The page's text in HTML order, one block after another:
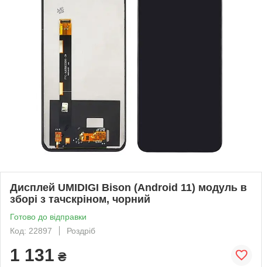
Дисплей UMIDIGI Bison (Android 11) модуль в
зборі з тачскріном, чорний
Готово до відправки
Код: 22897
Роздріб
1 131 ₴